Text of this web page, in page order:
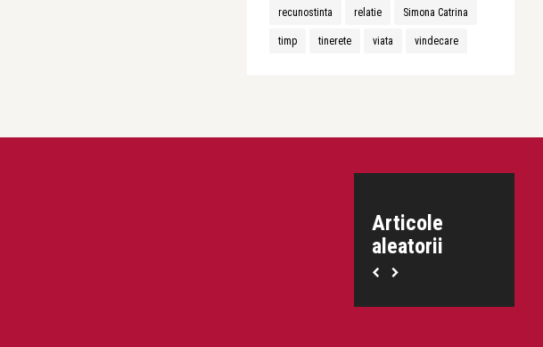
recunostinta relatie Simona Catrina
timp tinerete viata vindecare
Articole
aleatorii